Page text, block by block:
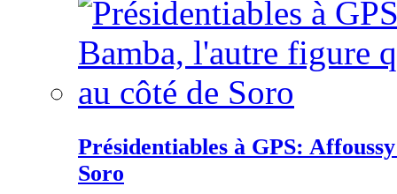
Présidentiables à GPS:
Soro